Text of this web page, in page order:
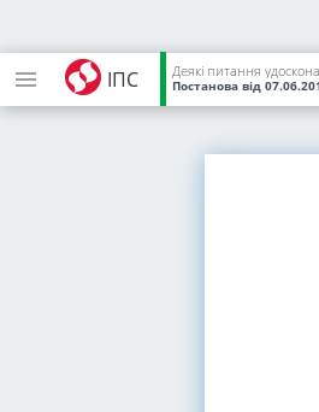
ІПС Деякі питання
Постанова від